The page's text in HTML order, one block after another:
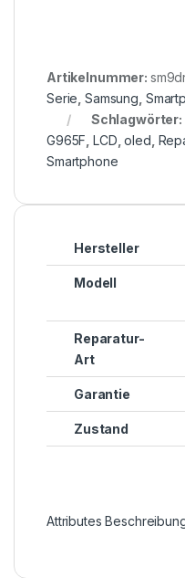
Artikelnummer:
Serie ,Samsung
Schlagwörter:
G965F ,LCD ,oled
Smartphone
Hersteller
Modell
Reparatur-
Art
Garantie
Zustand
Attributes